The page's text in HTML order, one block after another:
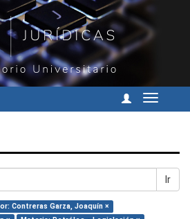
Cambiar
Ir
Contreras Garza, Joaquín ×